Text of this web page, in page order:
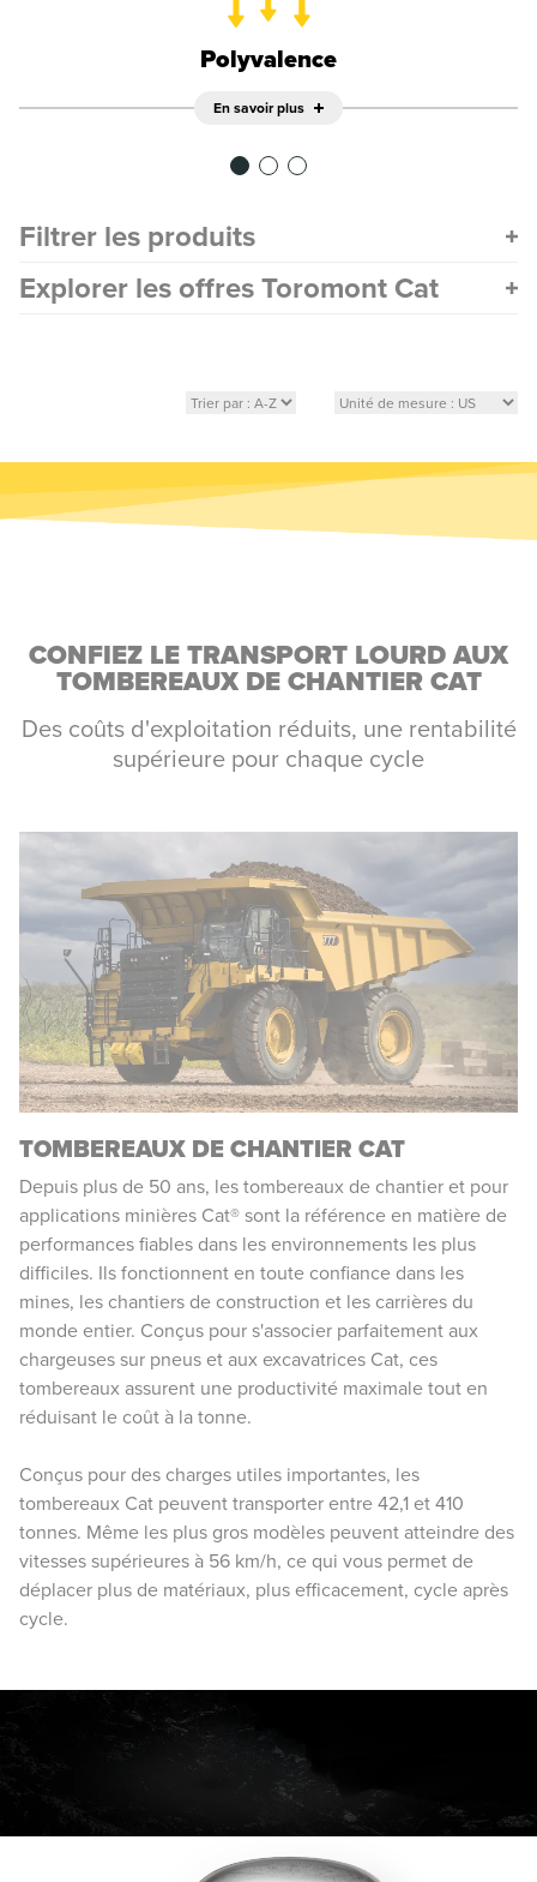
Polyvalence
En savoir plus
Filtrer les produits
Explorer les offres Toromont Cat
CONFIEZ LE TRANSPORT LOURD AUX
TOMBEREAUX DE CHANTIER CAT
Des coûts d'exploitation réduits, une rentabilité
supérieure pour chaque cycle
TOMBEREAUX DE CHANTIER CAT
Depuis plus de 50 ans, les tombereaux de chantier et pour
applications minières Cat® sont la référence en matière de
performances fiables dans les environnements les plus
difficiles. Ils fonctionnent en toute confiance dans les
mines, les chantiers de construction et les carrières du
monde entier. Conçus pour s'associer parfaitement aux
chargeuses sur pneus et aux excavatrices Cat, ces
tombereaux assurent une productivité maximale tout en
réduisant le coût à la tonne.
Conçus pour des charges utiles importantes, les
tombereaux Cat peuvent transporter entre 42,1 et 410
tonnes. Même les plus gros modèles peuvent atteindre des
vitesses supérieures à 56 km/h, ce qui vous permet de
déplacer plus de matériaux, plus efficacement, cycle après
cycle.